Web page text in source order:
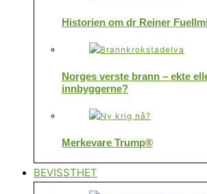
Historien om dr Reiner
Norges verste brann – ekte
innbyggerne?
Merkevare Trump®
BEVISSTHET